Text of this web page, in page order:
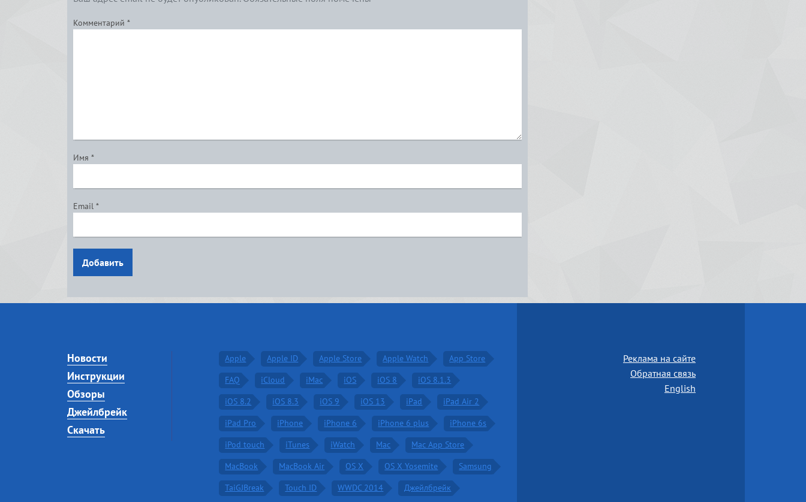
Комментарий *
Имя *
Email *
Добавить
Новости
Инструкции
Обзоры
Джейлбрейк
Скачать
Apple Apple ID Apple Store Apple Watch
App Store
FAQ
iCloud iMac iOS iOS 8
iOS 8.1.3
iOS 8.2
iOS 8.3 iOS 9 iOS 13 iPad
iPad Air 2
iPad Pro
iPhone iPhone 6 iPhone 6 plus
iPhone 6s
iPod touch
iTunes iWatch Mac
Mac App Store
MacBook
MacBook Air OS X OS X Yosemite
Samsung
TaiGJBreak
Touch ID WWDC 2014 Джейлбрейк
Реклама на сайте
Обратная связь
English